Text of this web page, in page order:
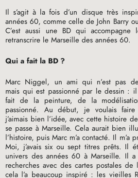
Il s’agit à la fois d’un disque très
années 60, comme celle de John Barry
C’est aussi une BDqui accompagne
retranscrire le Marseille des années 60.
Qui a fait la BD ?
Marc Niggel, un ami qui n’est pas
mais qui est passionné par le dessin :
fait de la peinture, de la
passionné. Au début, je voulais
j’aimais bien l’idée, avec cette histoire
se passe à Marseille. Cela aurait bien
l’histoire, puis Marc m’a contacté. Il m’a
Moi, j’avais six ou sept titres prêts. Il
univers des années 60 à Marseille. Il
recherches avec des cartes postales
cela l’a beaucoup inspiré : les vieilles